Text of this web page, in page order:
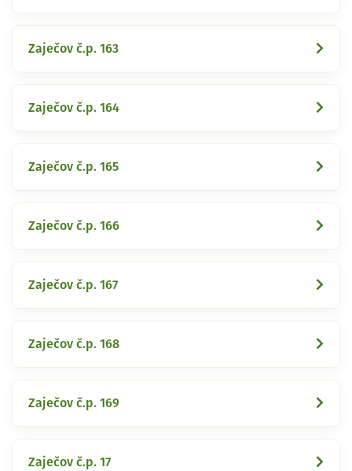
Zaječov č.p. 163
Zaječov č.p. 164
Zaječov č.p. 165
Zaječov č.p. 166
Zaječov č.p. 167
Zaječov č.p. 168
Zaječov č.p. 169
Zaječov č.p. 17